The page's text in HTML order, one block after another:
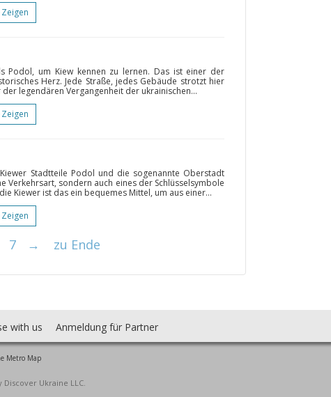
Podol, um Kiew kennen zu lernen. Das ist einer der
Herz. Jede Straße, jedes Gebäude strotzt hier
legendären Vergangenheit der ukrainischen...
Stadtteile Podol und die sogenannte Oberstadt
Verkehrsart, sondern auch eines der Schlüsselsymbole
Kiewer ist das ein bequemes Mittel, um aus einer...
7 → zu Ende
with us Anmeldung für Partner
Metro Map
Ukraine LLC.